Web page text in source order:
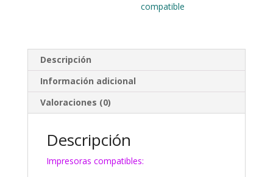
compatible
Descripción
Información adicional
Valoraciones (0)
Descripción
Impresoras compatibles: